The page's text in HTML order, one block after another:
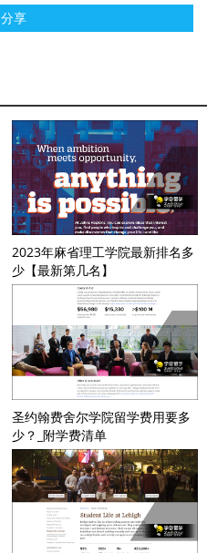
分享
2023年麻省理工学院最新排名多
少【最新第几名】
圣约翰费舍尔学院留学费用要多
少？_附学费清单